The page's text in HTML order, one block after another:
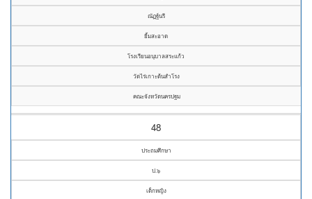
ณัฏฐ์นรี
ยิ้มสะอาด
โรงเรียนอนุบาลสระแก้ว
วัดไร่เกาะต้นสำโรง
คณะจังหวัดนครปฐม
48
ประถมศึกษา
ป.๖
เด็กหญิง